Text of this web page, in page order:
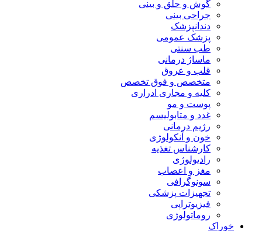
گوش و حلق و بینی
جراحی بینی
دندانپزشک
پزشک عمومی
طب سنتی
ماساژ درمانی
قلب و عروق
متخصص و فوق تخصص
کلیه و مجاری ادراری
پوست و مو
غدد و متابولیسم
رژیم درمانی
خون و آنکولوژی
کارشناس تغذیه
رادیولوژی
مغز و اعصاب
سونوگرافی
تجهیزات پزشکی
فیزیوتراپی
روماتولوژی
خوراک